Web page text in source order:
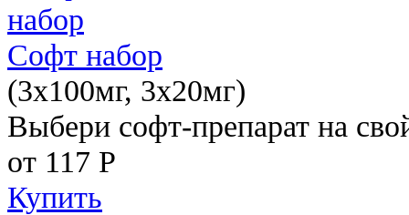
Софт набор
(3x100мг, 3x20мг)
Выбери софт-препарат на
от 117 Р
Купить